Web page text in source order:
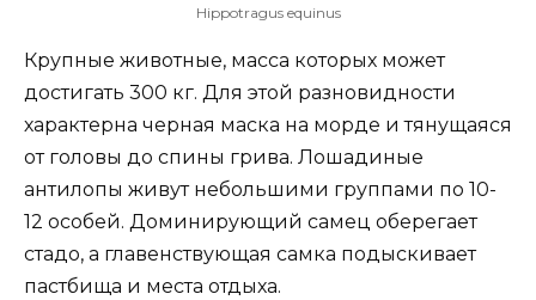
Нippotragus equinus
Крупные животные, масса которых может
достигать 300 кг. Для этой разновидности
характерна черная маска на морде и тянущаяся
от головы до спины грива. Лошадиные
антилопы живут небольшими группами по 10-
12 особей. Доминирующий самец оберегает
стадо, а главенствующая самка подыскивает
пастбища и места отдыха.